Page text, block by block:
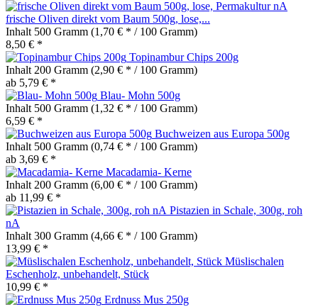
frische Oliven direkt vom Baum 500g, lose,...
Inhalt 500 Gramm (1,70 € * / 100 Gramm)
8,50 € *
Topinambur Chips 200g
Inhalt 200 Gramm (2,90 € * / 100 Gramm)
ab 5,79 € *
Blau- Mohn 500g
Inhalt 500 Gramm (1,32 € * / 100 Gramm)
6,59 € *
Buchweizen aus Europa 500g
Inhalt 500 Gramm (0,74 € * / 100 Gramm)
ab 3,69 € *
Macadamia- Kerne
Inhalt 200 Gramm (6,00 € * / 100 Gramm)
ab 11,99 € *
Pistazien in Schale, 300g, roh
nA
Inhalt 300 Gramm (4,66 € * / 100 Gramm)
13,99 € *
Müslischalen
Eschenholz, unbehandelt, Stück
10,99 € *
Erdnuss Mus 250g